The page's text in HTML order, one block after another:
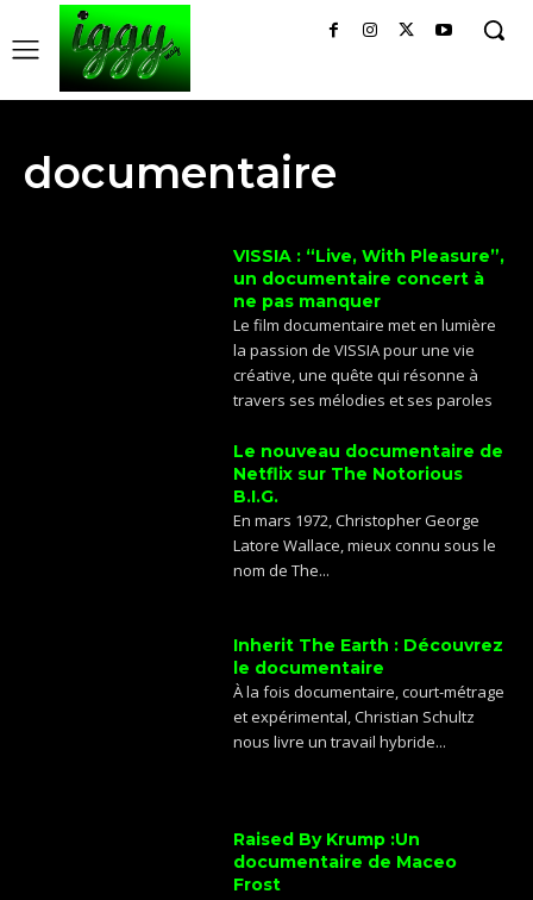
documentaire
VISSIA : “Live, With Pleasure”,
un documentaire concert à
ne pas manquer
Le film documentaire met en lumière
la passion de VISSIA pour une vie
créative, une quête qui résonne à
travers ses mélodies et ses paroles
Le nouveau documentaire de
Netflix sur The Notorious
B.I.G.
En mars 1972, Christopher George
Latore Wallace, mieux connu sous le
nom de The...
Inherit The Earth : Découvrez
le documentaire
À la fois documentaire, court-métrage
et expérimental, Christian Schultz
nous livre un travail hybride...
Raised By Krump :Un
documentaire de Maceo
Frost